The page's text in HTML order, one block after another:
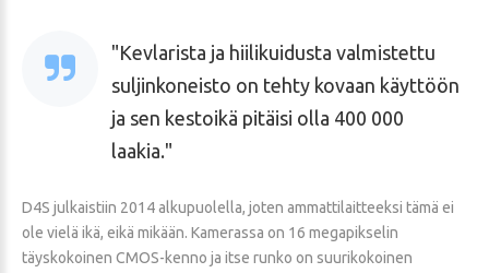
Kevlarista ja hiilikuidusta valmistettu
suljinkoneisto on tehty kovaan käyttöön
ja sen kestoikä pitäisi olla 400 000
laakia.
D4S julkaistiin 2014 alkupuolella, joten ammattilaitteeksi tämä ei
ole vielä ikä, eikä mikään. Kamerassa on 16 megapikselin
täyskokoinen CMOS-kenno ja itse runko on suurikokoinen